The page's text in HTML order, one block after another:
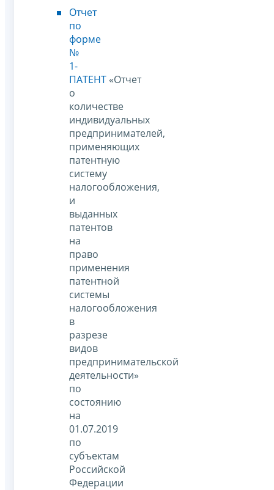
Отчет
по
форме
№
1-
ПАТЕНТ «Отчет
о
количестве
индивидуальных
предпринимателей,
применяющих
патентную
систему
налогообложения,
и
выданных
патентов
на
право
применения
патентной
системы
налогообложения
в
разрезе
видов
предпринимательской
деятельности»
по
состоянию
на
01.07.2019
по
субъектам
Российской
Федерации